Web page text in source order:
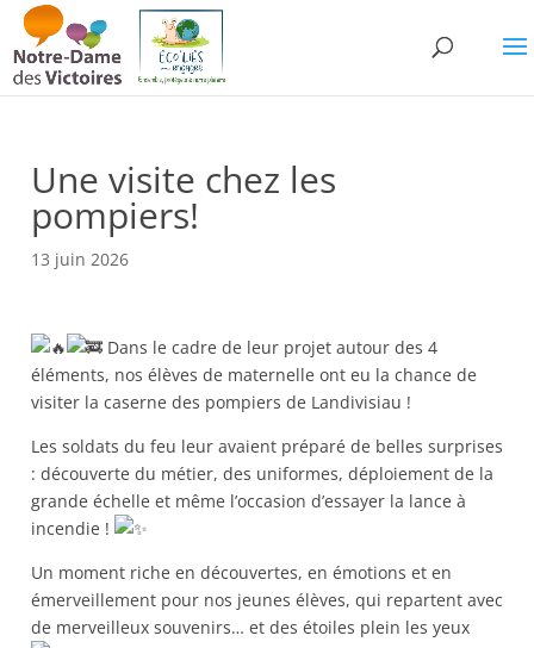
Une visite chez les
pompiers!
13 juin 2026
Dans le cadre de leur projet autour des 4
éléments, nos élèves de maternelle ont eu la chance de
visiter la caserne des pompiers de Landivisiau !
Les soldats du feu leur avaient préparé de belles surprises
: découverte du métier, des uniformes, déploiement de la
grande échelle et même l’occasion d’essayer la lance à
incendie !
Un moment riche en découvertes, en émotions et en
émerveillement pour nos jeunes élèves, qui repartent avec
de merveilleux souvenirs… et des étoiles plein les yeux